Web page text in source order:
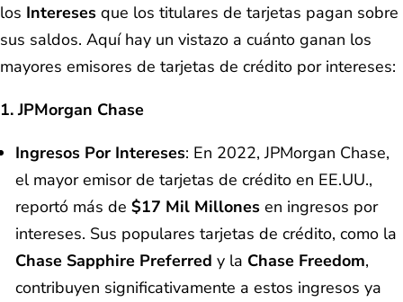
los Intereses que los titulares de tarjetas pagan sobre
sus saldos. Aquí hay un vistazo a cuánto ganan los
mayores emisores de tarjetas de crédito por intereses:
1. JPMorgan Chase
Ingresos Por Intereses: En 2022, JPMorgan Chase,
el mayor emisor de tarjetas de crédito en EE.UU.,
reportó más de $17 Mil Millones en ingresos por
intereses. Sus populares tarjetas de crédito, como la
Chase Sapphire Preferred y la Chase Freedom,
contribuyen significativamente a estos ingresos ya